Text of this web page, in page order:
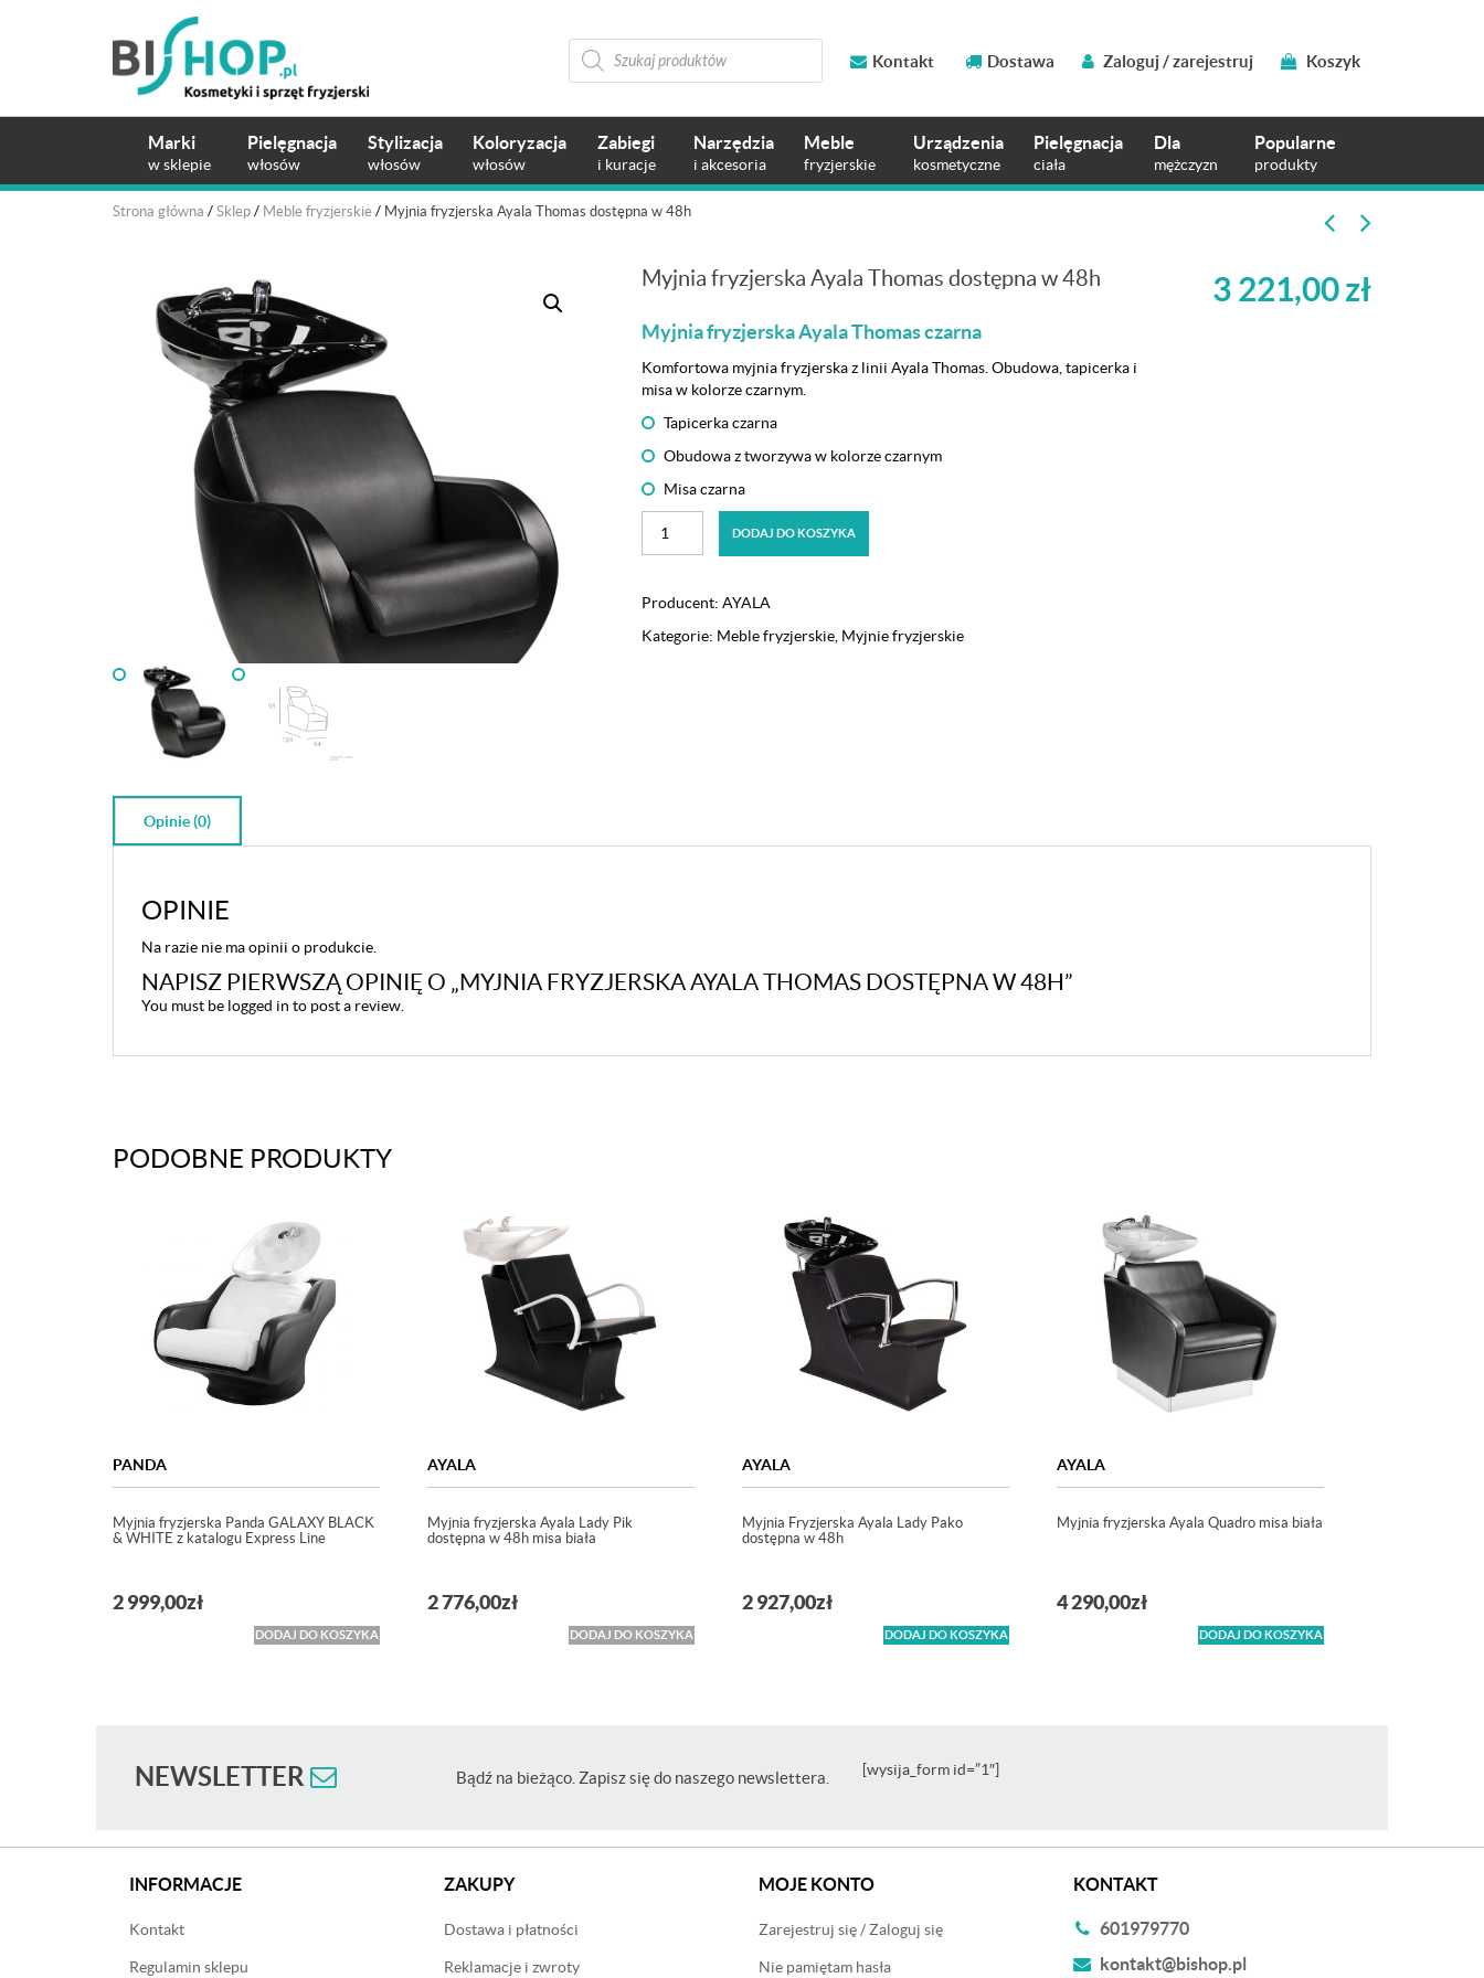
Wyszukiwarka
produktów
Kontakt Dostawa Zaloguj / zarejestruj Koszyk
Marki
w sklepie
Pielęgnacja
włosów
Stylizacja
włosów
Koloryzacja
włosów
Zabiegi
i kuracje
Narzędzia
i akcesoria
Meble
fryzjerskie
Urządzenia
kosmetyczne
Pielęgnacja
ciała
Dla
mężczyzn
Popularne
produkty
Strona główna / Sklep / Meble fryzjerskie / Myjnia fryzjerska Ayala Thomas dostępna w 48h
Myjnia fryzjerska Ayala Thomas dostępna w 48h
Myjnia fryzjerska Ayala Thomas czarna
Komfortowa myjnia fryzjerska z linii Ayala Thomas. Obudowa, tapicerka i
misa w kolorze czarnym.
Tapicerka czarna
Obudowa z tworzywa w kolorze czarnym
Misa czarna
Ayala
dostępna
DODAJ DO KOSZYKA
Producent: AYALA
Kategorie: Meble fryzjerskie, Myjnie fryzjerskie
3 221,00zł
Opinie (0)
OPINIE
Na razie nie ma opinii o produkcie.
NAPISZ PIERWSZĄ OPINIĘ O „MYJNIA FRYZJERSKA AYALA THOMAS DOSTĘPNA W 48H”
You must be logged in to post a review.
PODOBNE PRODUKTY
PANDA
Myjnia fryzjerska Panda GALAXY BLACK
& WHITE z katalogu Express Line
2 999,00zł
DODAJ DO KOSZYKA
AYALA
Myjnia fryzjerska Ayala Lady Pik
dostępna w 48h misa biała
2 776,00zł
DODAJ DO KOSZYKA
AYALA
Myjnia Fryzjerska Ayala Lady Pako
dostępna w 48h
2 927,00zł
DODAJ DO KOSZYKA
AYALA
Myjnia fryzjerska Ayala Quadro misa biała
4 290,00zł
DODAJ DO KOSZYKA
NEWSLETTER Bądź na bieżąco. Zapisz się do naszego newslettera. [wysija_form id=”1″]
INFORMACJE
Kontakt
Regulamin sklepu
ZAKUPY
Dostawa i płatności
Reklamacje i zwroty
MOJE KONTO
Zarejestruj się / Zaloguj się
Nie pamiętam hasła
KONTAKT
601979770
kontakt@bishop.pl